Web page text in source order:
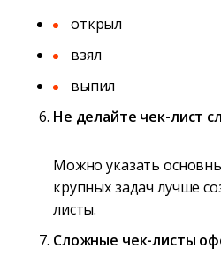
открыл
взял
выпил
Не делайте чек-лист
Можно указать
крупных задач лучше
листы.
Сложные чек-листы